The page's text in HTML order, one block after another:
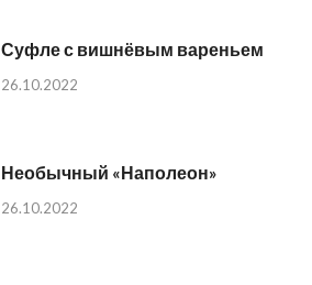
Суфле с вишнёвым вареньем
26.10.2022
Необычный «Наполеон»
26.10.2022